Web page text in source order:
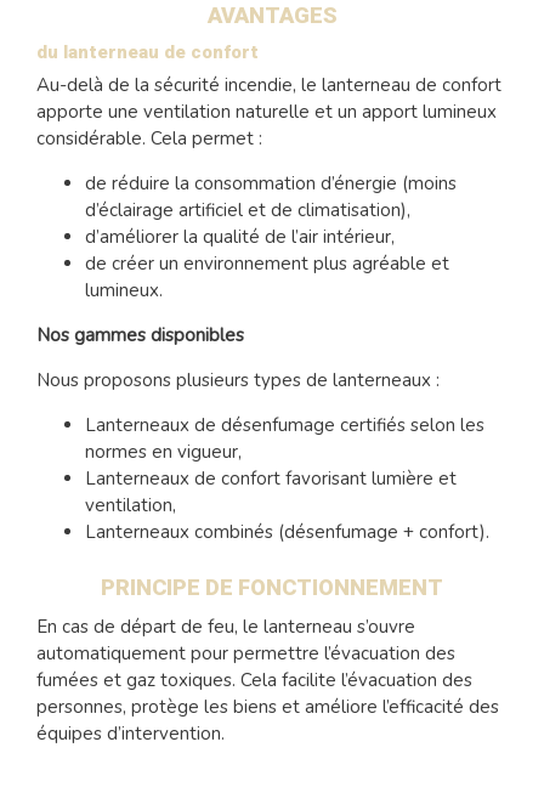
AVANTAGES
du lanterneau de confort
Au-delà de la sécurité incendie, le lanterneau de confort
apporte une ventilation naturelle et un apport lumineux
considérable. Cela permet :
de réduire la consommation d’énergie (moins
d’éclairage artificiel et de climatisation),
d’améliorer la qualité de l’air intérieur,
de créer un environnement plus agréable et
lumineux.
Nos gammes disponibles
Nous proposons plusieurs types de lanterneaux :
Lanterneaux de désenfumage certifiés selon les
normes en vigueur,
Lanterneaux de confort favorisant lumière et
ventilation,
Lanterneaux combinés (désenfumage + confort).
PRINCIPE DE FONCTIONNEMENT
En cas de départ de feu, le lanterneau s’ouvre
automatiquement pour permettre l’évacuation des
fumées et gaz toxiques. Cela facilite l’évacuation des
personnes, protège les biens et améliore l’efficacité des
équipes d’intervention.